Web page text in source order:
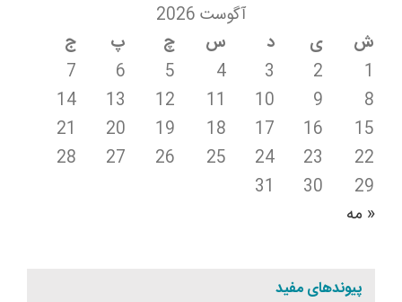
آگوست 2026
ش
ی د س چ پ
ج
1
2
3
4
5
6
7
8
9
10
11
12
13
14
15
16
17
18
19
20
21
22
23
24
25
26
27
28
29
30
31
« مه
پیوندهای مفید